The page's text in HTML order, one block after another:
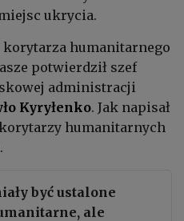
ukrycia.
humanitarnego
potwierdził szef
administracji
Kyryłenko. Jak napisał
humanitarnych
być ustalone
ale